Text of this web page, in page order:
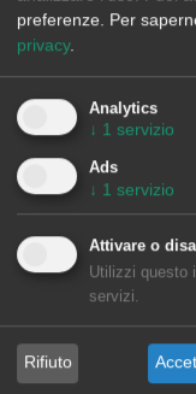
preferenze. Per
privacy.
Analytics
↓ 1 servizio
Ads
↓ 1 servizio
Attivare o
Utilizzi questo
servizi.
Rifiuto